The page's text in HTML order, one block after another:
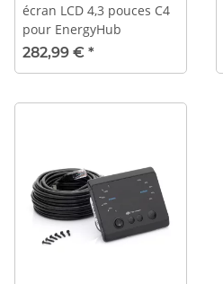
écran LCD 4,3 pouces C4
pour EnergyHub
282,99 € *